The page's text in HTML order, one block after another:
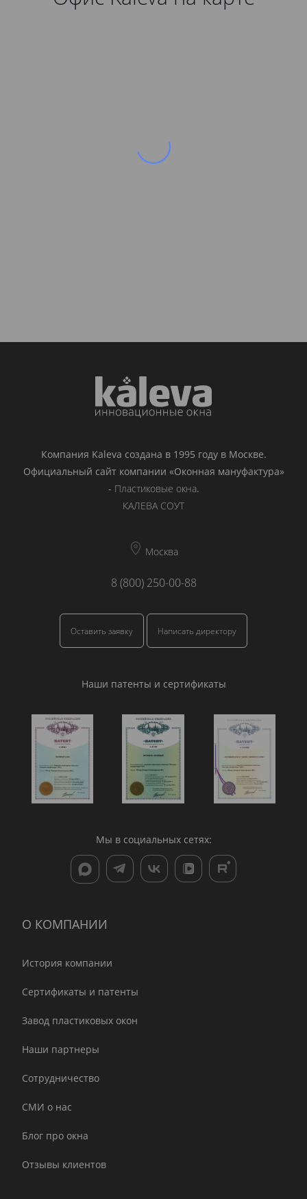
Компания Kaleva создана в 1995 году в Москве.
Официальный сайт компании «Оконная мануфактура»
- Пластиковые окна.
КАЛЕВА СОУТ
Москва
8 (800) 250-00-88
Оставить заявку Написать директору
Наши патенты и сертификаты
Мы в социальных сетях:
О КОМПАНИИ
История компании
Сертификаты и патенты
Завод пластиковых окон
Наши партнеры
Сотрудничество
СМИ о нас
Блог про окна
Отзывы клиентов